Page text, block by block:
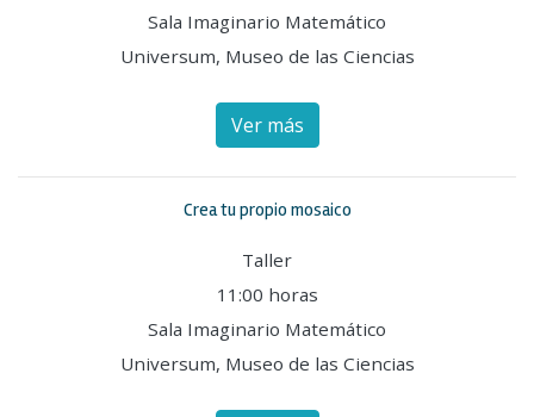
Sala Imaginario Matemático
Universum, Museo de las Ciencias
Ver más
Crea tu propio mosaico
Taller
11:00 horas
Sala Imaginario Matemático
Universum, Museo de las Ciencias